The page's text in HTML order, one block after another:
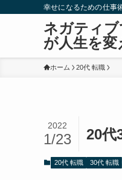
幸せになるための仕事
ネガティ
が人生を変
ホーム 20代 転職
20代
2022
1/23
20代 転職 30代 転職